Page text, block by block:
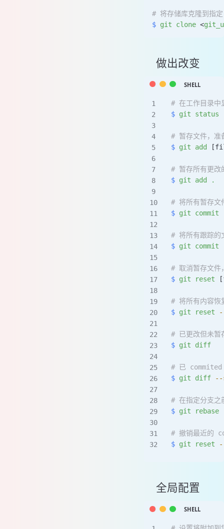
# 将存储库克隆到指
$ git clone <
做出改变
# 在工作目录中
$ git status
# 暂存文件，准
$ git add
# 暂存所有更改
$ git add .
# 将所有暂存文
$ git commit
# 将所有跟踪的
$ git commit
# 取消暂存文件
$ git reset
# 将所有内容恢
$ git reset
# 已更改但未暂
$ git diff
# 已 commited
$ git diff --
# 在指定分支之
$ git rebase
# 撤销最近的
$ git reset
全局配置